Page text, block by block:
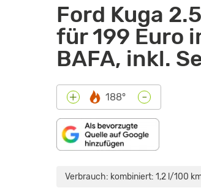
Ford Kuga
für 199 Euro
BAFA, inkl.
+ 188° -
Verbrauch: kombiniert: 1,2 l/100
MAPS.GOOGLE.DE
ANZEIGEN
(2020):
SITZPROBE